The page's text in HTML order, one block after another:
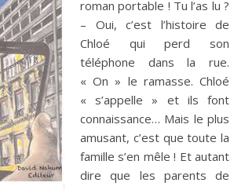
roman portable ! Tu l’as lu ?
– Oui, c’est l’histoire de
Chloé qui perd son
téléphone dans la rue.
« On » le ramasse. Chloé
« s’appelle » et ils font
connaissance… Mais le plus
amusant, c’est que toute la
famille s’en mêle ! Et autant
dire que les parents de